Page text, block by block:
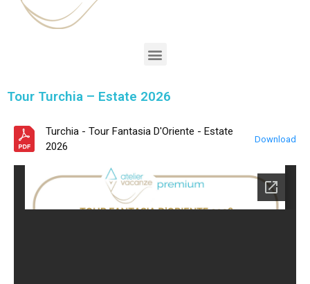
Tour Turchia – Estate 2026
Turchia - Tour Fantasia D'Oriente - Estate
2026
Download